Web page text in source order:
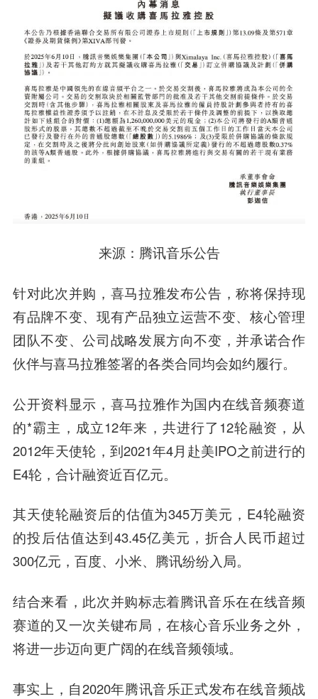
来源：腾讯音乐公告
针对此次并购，喜马拉雅发布公告，称将保持现
有品牌不变、现有产品独立运营不变、核心管理
团队不变、公司战略发展方向不变，并承诺合作
伙伴与喜马拉雅签署的各类合同均会如约履行。
公开资料显示，喜马拉雅作为国内在线音频赛道
的*霸主，成立12年来，共进行了12轮融资，从
2012年天使轮，到2021年4月赴美IPO之前进行的
E4轮，合计融资近百亿元。
其天使轮融资后的估值为345万美元，E4轮融资
的投后估值达到43.45亿美元，折合人民币超过
300亿元，百度、小米、腾讯纷纷入局。
结合来看，此次并购标志着腾讯音乐在在线音频
赛道的又一次关键布局，在核心音乐业务之外，
将进一步迈向更广阔的在线音频领域。
事实上，自2020年腾讯音乐正式发布在线音频战